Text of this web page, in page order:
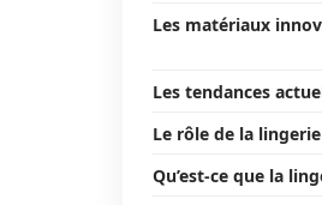
Les matériaux
Les tendances
Le rôle de la
Qu’est-ce que la